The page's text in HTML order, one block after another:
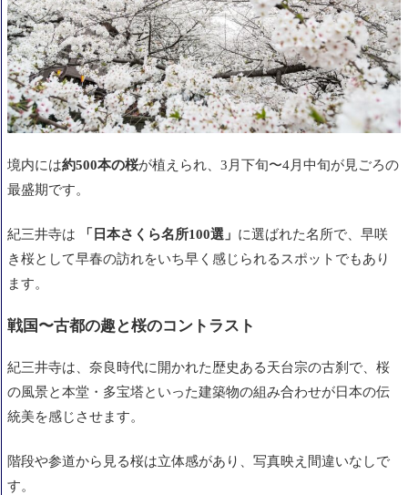
境内には約500本の桜が植えられ、3月下旬〜4月中旬が見ごろの
最盛期です。
紀三井寺は 「日本さくら名所100選」 に選ばれた名所で、早咲
き桜として早春の訪れをいち早く感じられるスポットでもあり
ます。
戦国〜古都の趣と桜のコントラスト
紀三井寺は、奈良時代に開かれた歴史ある天台宗の古刹で、桜
の風景と本堂・多宝塔といった建築物の組み合わせが日本の伝
統美を感じさせます。
階段や参道から見る桜は立体感があり、写真映え間違いなしで
す。